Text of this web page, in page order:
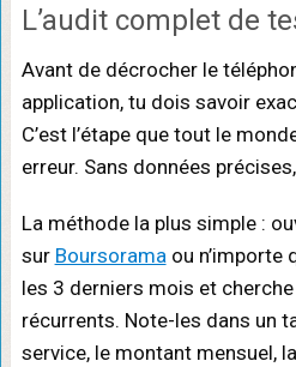
L’audit complet de
Avant de décrocher le
application, tu dois savoir
C’est l’étape que tout le
erreur. Sans données
La méthode la plus simple :
sur Boursoramaou n’importe
les 3 derniers mois et
récurrents. Note-les dans un
service, le montant mensuel,